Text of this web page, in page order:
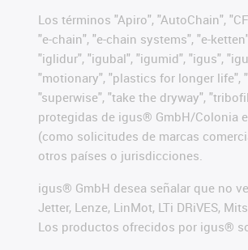
Los términos "Apiro", "AutoChain",
"e-chain", "e-chain systems", "e-
"iglidur", "igubal", "igumid", "igus",
"motionary", "plastics for longer life",
"superwise", "take the dryway",
protegidas de igus® GmbH/Colonia
(como solicitudes de marcas
otros países o jurisdicciones.
igus® GmbH desea señalar que no
Jetter, Lenze, LinMot, LTi DRiVES,
Los productos ofrecidos por igus®